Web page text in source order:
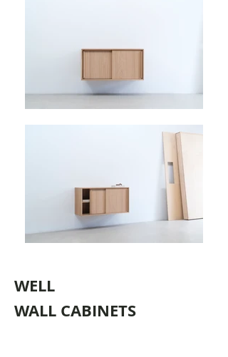
WELL
WALL CABINETS